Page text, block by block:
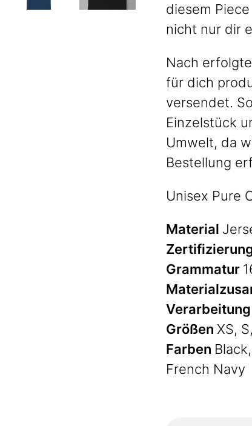
diesem
nicht nur dir
Nach
für dich
versendet.
Einzelstück
Umwelt, da
Bestellung
Unisex Pure
Material
Grammatur
Verarbeitung
Größen XS,
Farben
French Navy